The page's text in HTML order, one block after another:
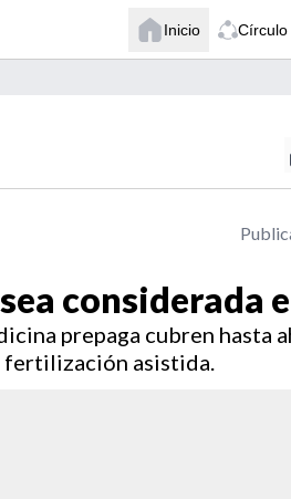
Inicio Círculo
considerada
prepaga cubren hasta
fertilización asistida.